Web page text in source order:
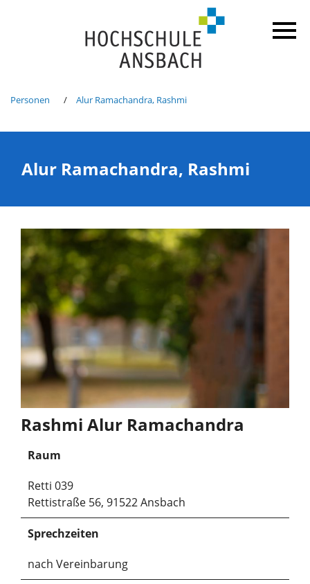
Personen Alur Ramachandra, Rashmi
Alur Ramachandra, Rashmi
Rashmi Alur Ramachandra
Raum
Retti 039
Rettistraße 56, 91522 Ansbach
Sprechzeiten
nach Vereinbarung